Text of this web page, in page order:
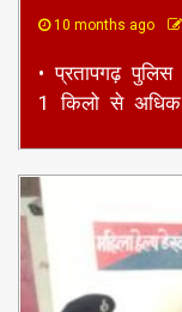
10 months ago
• प्रतापगढ़
1 किलो से अधिक